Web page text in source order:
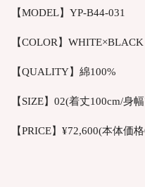
【MODEL】YP-B44-031
【COLOR】WHITE×BLACK
【QUALITY】綿100%
【SIZE】02(着丈100cm/身
【PRICE】¥72,600(本体価